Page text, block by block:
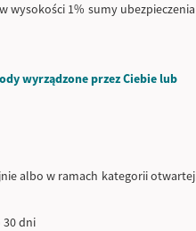
wysokości 1% sumy ubezpieczenia
wyrządzone przez Ciebie lub
albo w ramach kategorii otwartej
30 dni